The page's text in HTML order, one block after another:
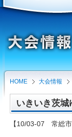
HOME 大会情報
いきいき茨
【10/03-07 常総市